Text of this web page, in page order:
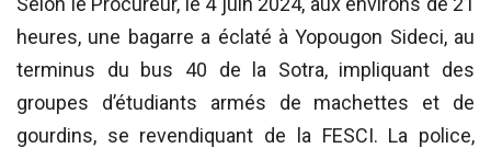
heures, une bagarre a éclaté à Yopougon Sideci, au
terminus du bus 40 de la Sotra, impliquant des
groupes d’étudiants armés de machettes et de
gourdins, se revendiquant de la FESCI. La police,